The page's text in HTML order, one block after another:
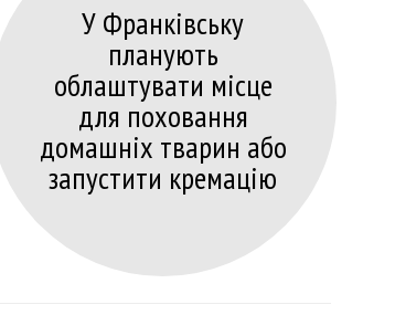
У Франківську
планують
облаштувати місце
для поховання
домашніх тварин або
запустити кремацію